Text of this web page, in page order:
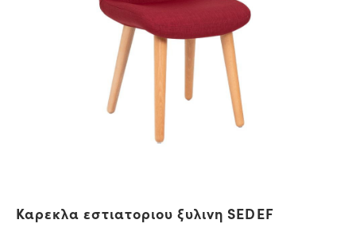
Καρεκλα εστιατοριου ξυλινη SEDEF